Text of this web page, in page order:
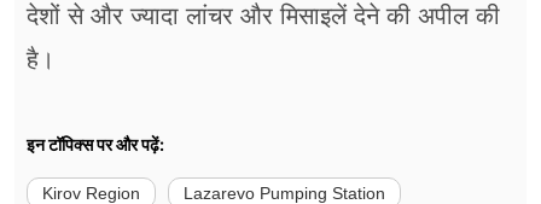
देशों से और ज्यादा लांचर और मिसाइलें देने की अपील की
है।
इन टॉपिक्स पर और पढ़ें:
Kirov Region Lazarevo Pumping Station